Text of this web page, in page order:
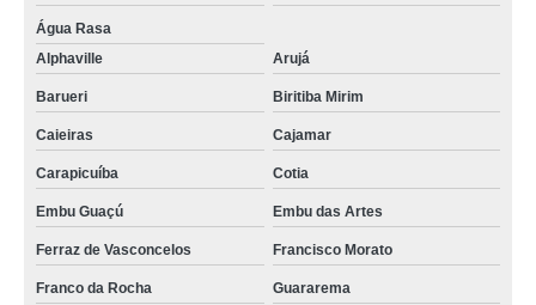
onde comprar cartão de visita em pvc Vila Marisa Mazzei
cartão de visita pvc Jardim Bonfiglioli
cartão de acesso pvc valor Anália Franco
cartão de pvc Chácara Inglesa
cartão de pvc preço Jandira
cartão de visita em pvc preço Vila Mazzei
empresa que faz cartão fidelidade pvc Suzano
cartão pvc para crachás Itapevi
Água Rasa
Alphaville
Arujá
Barueri Biritiba Mirim
Caieiras Cajamar
Carapicuíba Cotia
Embu Guaçú Embu das Artes
Ferraz de Vasconcelos Francisco Morato
Franco da Rocha Guararema